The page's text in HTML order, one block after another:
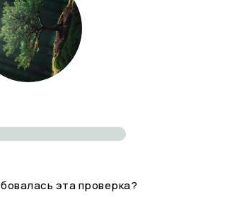
эта проверка?